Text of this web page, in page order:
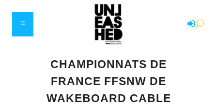
CHAMPIONNATS DE
FRANCE FFSNW DE
WAKEBOARD CABLE